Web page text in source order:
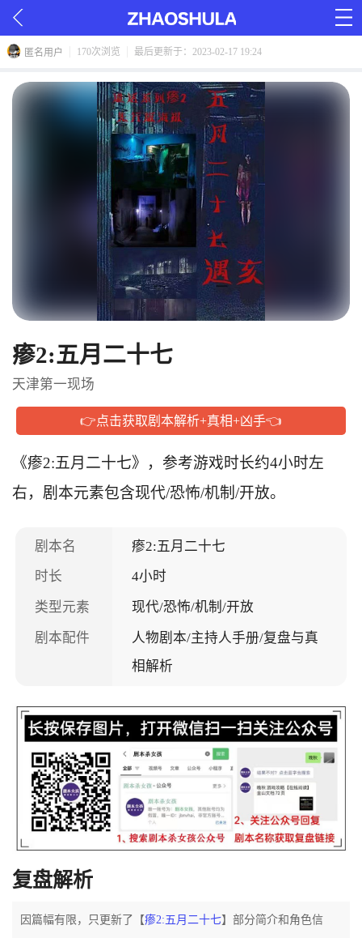
匿名用户 170次浏览 最后更新于：2023-02-17 19:24
瘆2:五月二十七
天津第一现场
👉点击获取剧本解析+真相+凶手👈
《瘆2:五月二十七》，参考游戏时长约4小时左
右，剧本元素包含现代/恐怖/机制/开放。
剧本名
瘆2:五月二十七
时长
4小时
类型元素
现代/恐怖/机制/开放
剧本配件
人物剧本/主持人手册/复盘与真
相解析
复盘解析
因篇幅有限，只更新了【瘆2:五月二十七】部分简介和角色信